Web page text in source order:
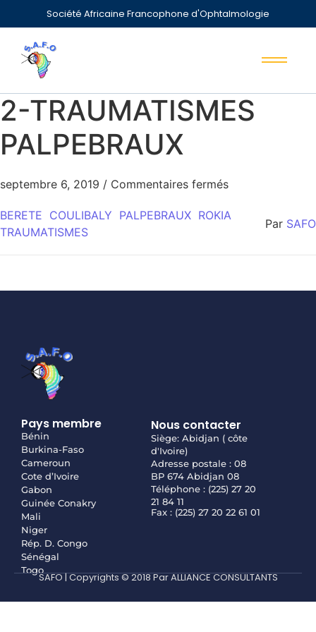
Société Africaine Francophone d'Ophtalmologie
2-TRAUMATISMES
PALPEBRAUX
septembre 6, 2019 / Commentaires fermés
BERETE COULIBALY PALPEBRAUX ROKIA
TRAUMATISMES
Par SAFO
Pays membre
Bénin
Burkina-Faso
Cameroun
Cote d’Ivoire
Gabon
Guinée Conakry
Mali
Niger
Rép. D. Congo
Sénégal
Togo
Nous contacter
Siège: Abidjan ( côte
d'Ivoire)
Adresse postale : 08
BP 674 Abidjan 08
Téléphone : (225) 27 20
21 84 11
Fax : (225) 27 20 22 61 01
SAFO | Copyrights © 2018 Par ALLIANCE CONSULTANTS